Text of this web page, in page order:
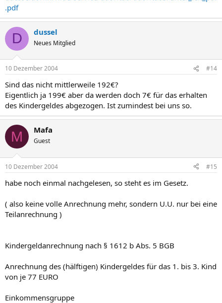
.pdf
D dussel
Neues Mitglied
10 Dezember 2004 #14
Sind das nicht mittlerweile 192€?
Eigentlich ja 199€ aber da werden doch 7€ für das erhalten
des Kindergeldes abgezogen. Ist zumindest bei uns so.
M Mafa
Guest
10 Dezember 2004 #15
habe noch einmal nachgelesen, so steht es im Gesetz.
( also keine volle Anrechnung mehr, sondern U.U. nur bei eine
Teilanrechnung )
Kindergeldanrechnung nach § 1612 b Abs. 5 BGB
Anrechnung des (hälftigen) Kindergeldes für das 1. bis 3. Kind
von je 77 EURO
Einkommensgruppe